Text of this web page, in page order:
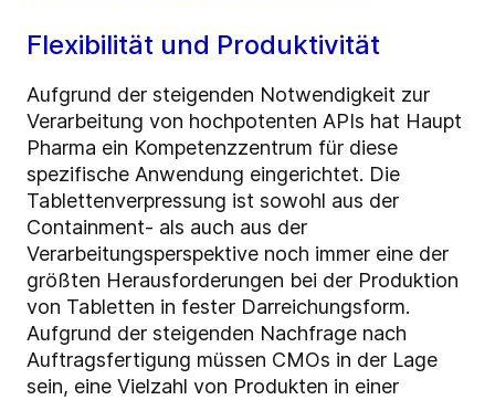
Flexibilität und Produktivität
Aufgrund der steigenden Notwendigkeit zur
Verarbeitung von hochpotenten APIs hat Haupt
Pharma ein Kompetenzzentrum für diese
spezifische Anwendung eingerichtet. Die
Tablettenverpressung ist sowohl aus der
Containment- als auch aus der
Verarbeitungsperspektive noch immer eine der
größten Herausforderungen bei der Produktion
von Tabletten in fester Darreichungsform.
Aufgrund der steigenden Nachfrage nach
Auftragsfertigung müssen CMOs in der Lage
sein, eine Vielzahl von Produkten in einer